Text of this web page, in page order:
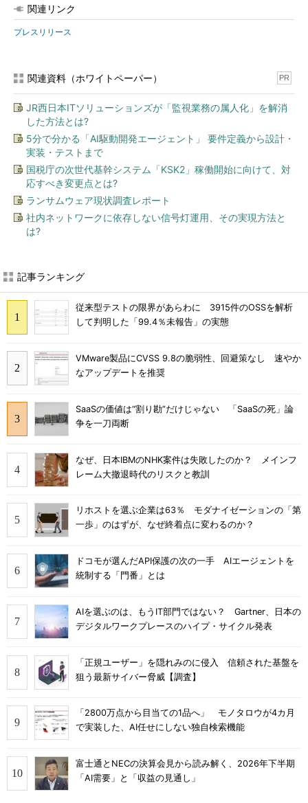
関連リンク
プレスリリース
関連資料（ホワイトペーパー） PR
JR西日本ITソリューションズが「監視業務の属人化」を解消
した方法とは?
5分で分かる「AI駆動開発エージェント」 要件定義から設計・
実装・テストまで
国税庁の次世代基幹システム「KSK2」稼働開始に向けて、対
応すべき変更点とは?
ランサムウェア現状調査レポート
社内ネットワークに依存しない信号灯運用、その実現方法と
は?
記事ランキング
従来型テストの限界があらわに 3915件のOSSを解析
して判明した「99.4％未報告」の実態
VMware製品にCVSS 9.8の脆弱性、回避策なし 速やか
なアップデートを推奨
SaaSの価値は“割り勘”だけじゃない 「SaaSの死」論
争を一刀両断
なぜ、日本IBMのNHK案件は失敗したのか？ メインフ
レーム大撤退時代のリスクと教訓
リホストを選ぶ企業は63％ モダナイゼーションの「第
一歩」のはずが、なぜ終着点に変わるのか？
ドコモが選んだAPI保護の次の一手 AIエージェントを
統制する「門番」とは
AIを選ぶのは、もうIT部門ではない？ Gartner、日本の
デジタルワークプレースのハイプ・サイクル発表
「正規ユーザー」を隠れみのに侵入 信頼された基盤を
狙う最新サイバー脅威【調査】
「2800万点から目当ての1品へ」 モノタロウが4カ月
で実装した、AI任せにしない独自検索機能
富士通とNECの決算会見から読み解く、2026年下半期
「AI需要」と「収益の見通し」